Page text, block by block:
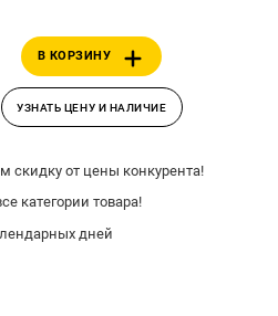
В КОРЗИНУ
УЗНАТЬ ЦЕНУ И НАЛИЧИЕ
скидку от цены конкурента!
категории товара!
дней